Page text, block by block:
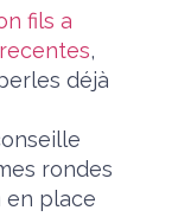
fils a
,
déjà
rondes
en place